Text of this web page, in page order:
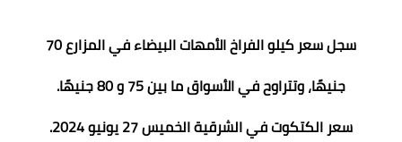
سجل سعر كيلو الفراخ الأمهات البيضاء في المزارع 70
جنيهًا، وتتراوح في الأسواق ما بين 75 و 80 جنيهًا.
سعر الكتكوت في الشرقية الخميس 27 يونيو 2024.